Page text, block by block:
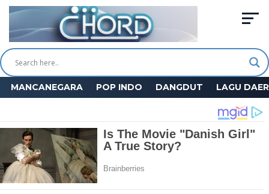
MANCANEGARA POP INDO DANGDUT LAGU